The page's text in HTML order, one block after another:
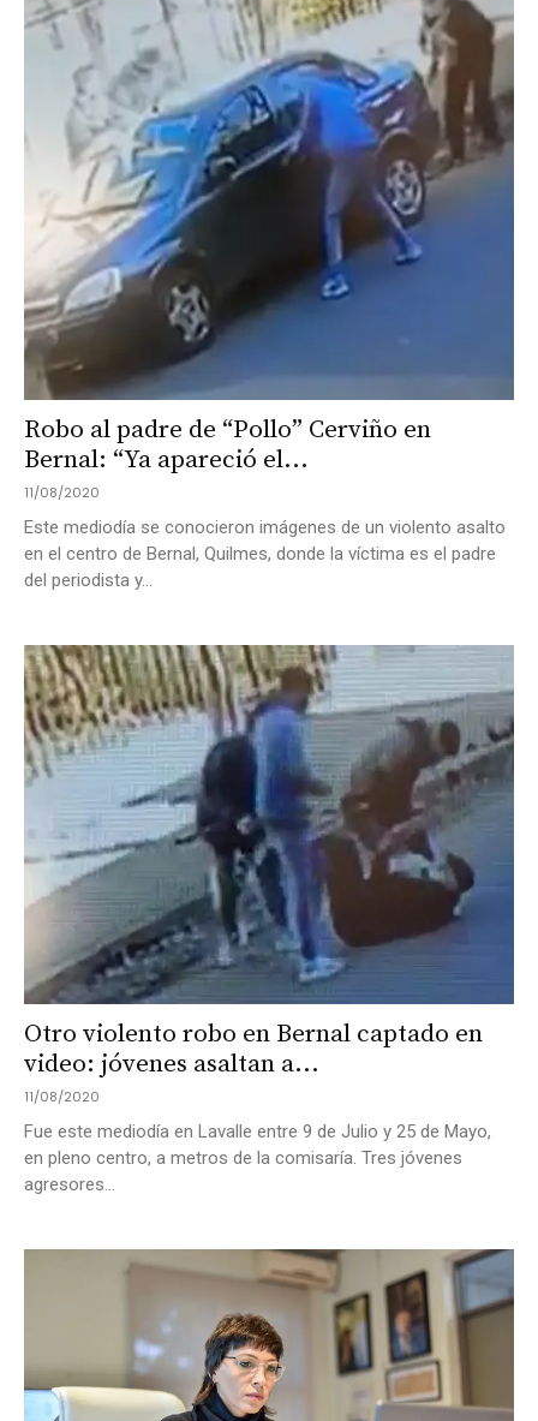
Robo al padre de “Pollo” Cerviño en
Bernal: “Ya apareció el...
11/08/2020
Este mediodía se conocieron imágenes de un violento asalto
en el centro de Bernal, Quilmes, donde la víctima es el padre
del periodista y...
Otro violento robo en Bernal captado en
video: jóvenes asaltan a...
11/08/2020
Fue este mediodía en Lavalle entre 9 de Julio y 25 de Mayo,
en pleno centro, a metros de la comisaría. Tres jóvenes
agresores...